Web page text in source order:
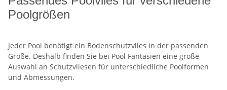
Poolgrößen
Jeder Pool benötigt ein Bodenschutzvlies in der passenden
Größe. Deshalb finden Sie bei Pool Fantasien eine große
Auswahl an Schutzvliesen für unterschiedliche Poolformen
und Abmessungen.